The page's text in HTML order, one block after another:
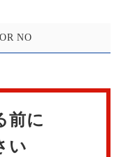
NO
前に
い